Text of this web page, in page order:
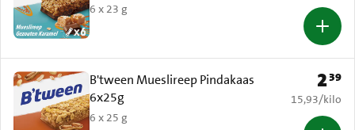
6 x 23 g
B'tween Mueslireep Pindakaas
6x25g
6 x 25 g
Prijs:
239
€ 15,93 per
15,93/kilo